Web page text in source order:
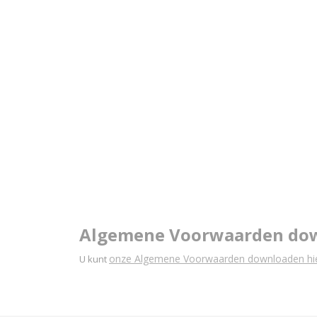
Algemene Voorwaarden
U kunt onze Algemene Voorwaarden downloaden